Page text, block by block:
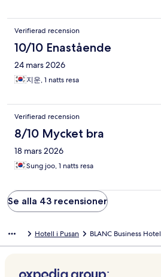
Verifierad recension
10/10 Enastående
24 mars 2026
지운, 1 natts resa
Verifierad recension
8/10 Mycket bra
18 mars 2026
Sung joo, 1 natts resa
Se alla 43 recensioner
Hotell i Pusan BLANC Business Hotel